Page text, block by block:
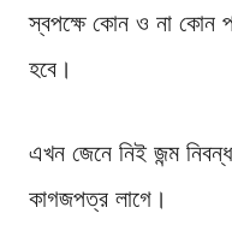
স্বপক্ষে কোন ও না কোন
হবে।
এখন জেনে নিই জন্ম
কাগজপত্র লাগে।